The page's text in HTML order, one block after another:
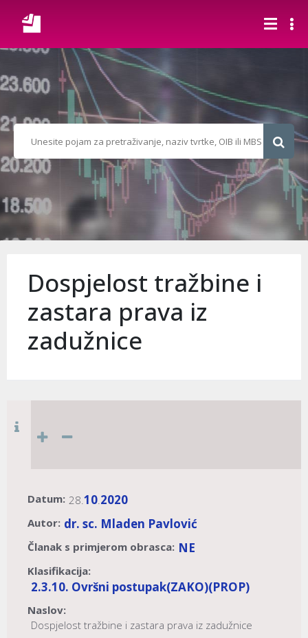
Dospjelost tražbine i
zastara prava iz
zadužnice
Datum: 28.10.2020
Autor: dr. sc. Mladen Pavlović
Članak s primjerom obrasca: NE
Klasifikacija:
2.3.10. Ovršni postupak(ZAKO)(PROP)
Naslov:
Dospjelost tražbine i zastara prava iz zadužnice